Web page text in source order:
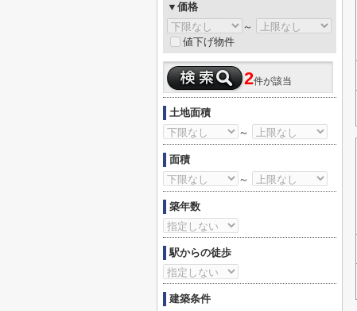
▼価格
～
値下げ物件
2件が該当
土地面積
～
面積
～
築年数
駅からの徒歩
建築条件